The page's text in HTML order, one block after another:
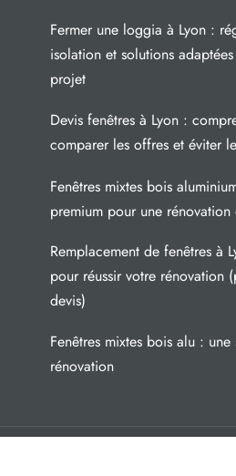
Fermer une loggia à Lyon :
isolation et solutions
projet
Devis fenêtres à Lyon :
comparer les offres et éviter
Fenêtres mixtes bois
premium pour une
Remplacement de fenêtres à
pour réussir votre rénovation
devis)
Fenêtres mixtes bois alu :
rénovation